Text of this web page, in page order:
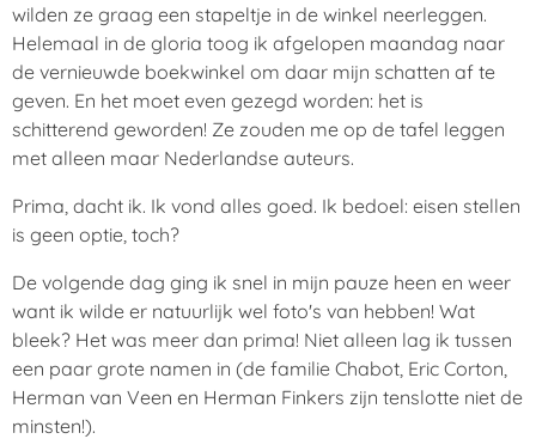
wilden ze graag een stapeltje in de winkel neerleggen.
Helemaal in de gloria toog ik afgelopen maandag naar
de vernieuwde boekwinkel om daar mijn schatten af te
geven. En het moet even gezegd worden: het is
schitterend geworden! Ze zouden me op de tafel leggen
met alleen maar Nederlandse auteurs.
Prima, dacht ik. Ik vond alles goed. Ik bedoel: eisen stellen
is geen optie, toch?
De volgende dag ging ik snel in mijn pauze heen en weer
want ik wilde er natuurlijk wel foto's van hebben! Wat
bleek? Het was meer dan prima! Niet alleen lag ik tussen
een paar grote namen in (de familie Chabot, Eric Corton,
Herman van Veen en Herman Finkers zijn tenslotte niet de
minsten!).